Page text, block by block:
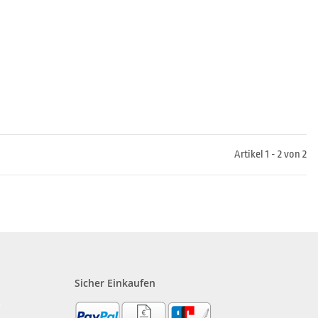
Artikel 1 - 2 von 2
Sicher Einkaufen